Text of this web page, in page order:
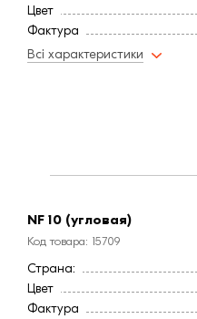
Цвет
Фактура
Всі характеристики
NF 10 (угловая)
Код товара: 15709
Страна:
Цвет
Фактура